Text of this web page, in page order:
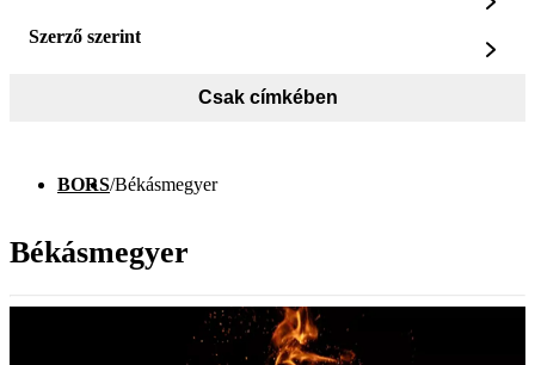
Szerző szerint
Csak címkében
BORS/Békásmegyer
Békásmegyer